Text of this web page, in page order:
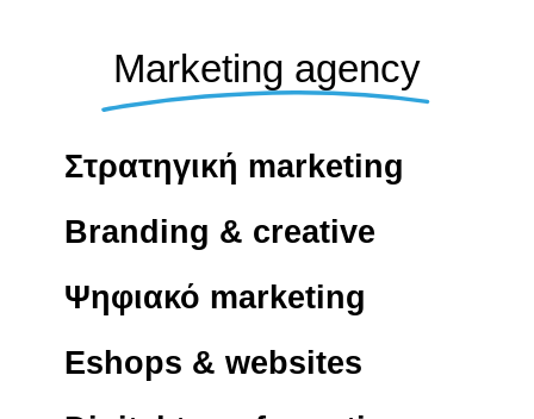
Marketing agency
Στρατηγική marketing
Branding & creative
Ψηφιακό marketing
Eshops & websites